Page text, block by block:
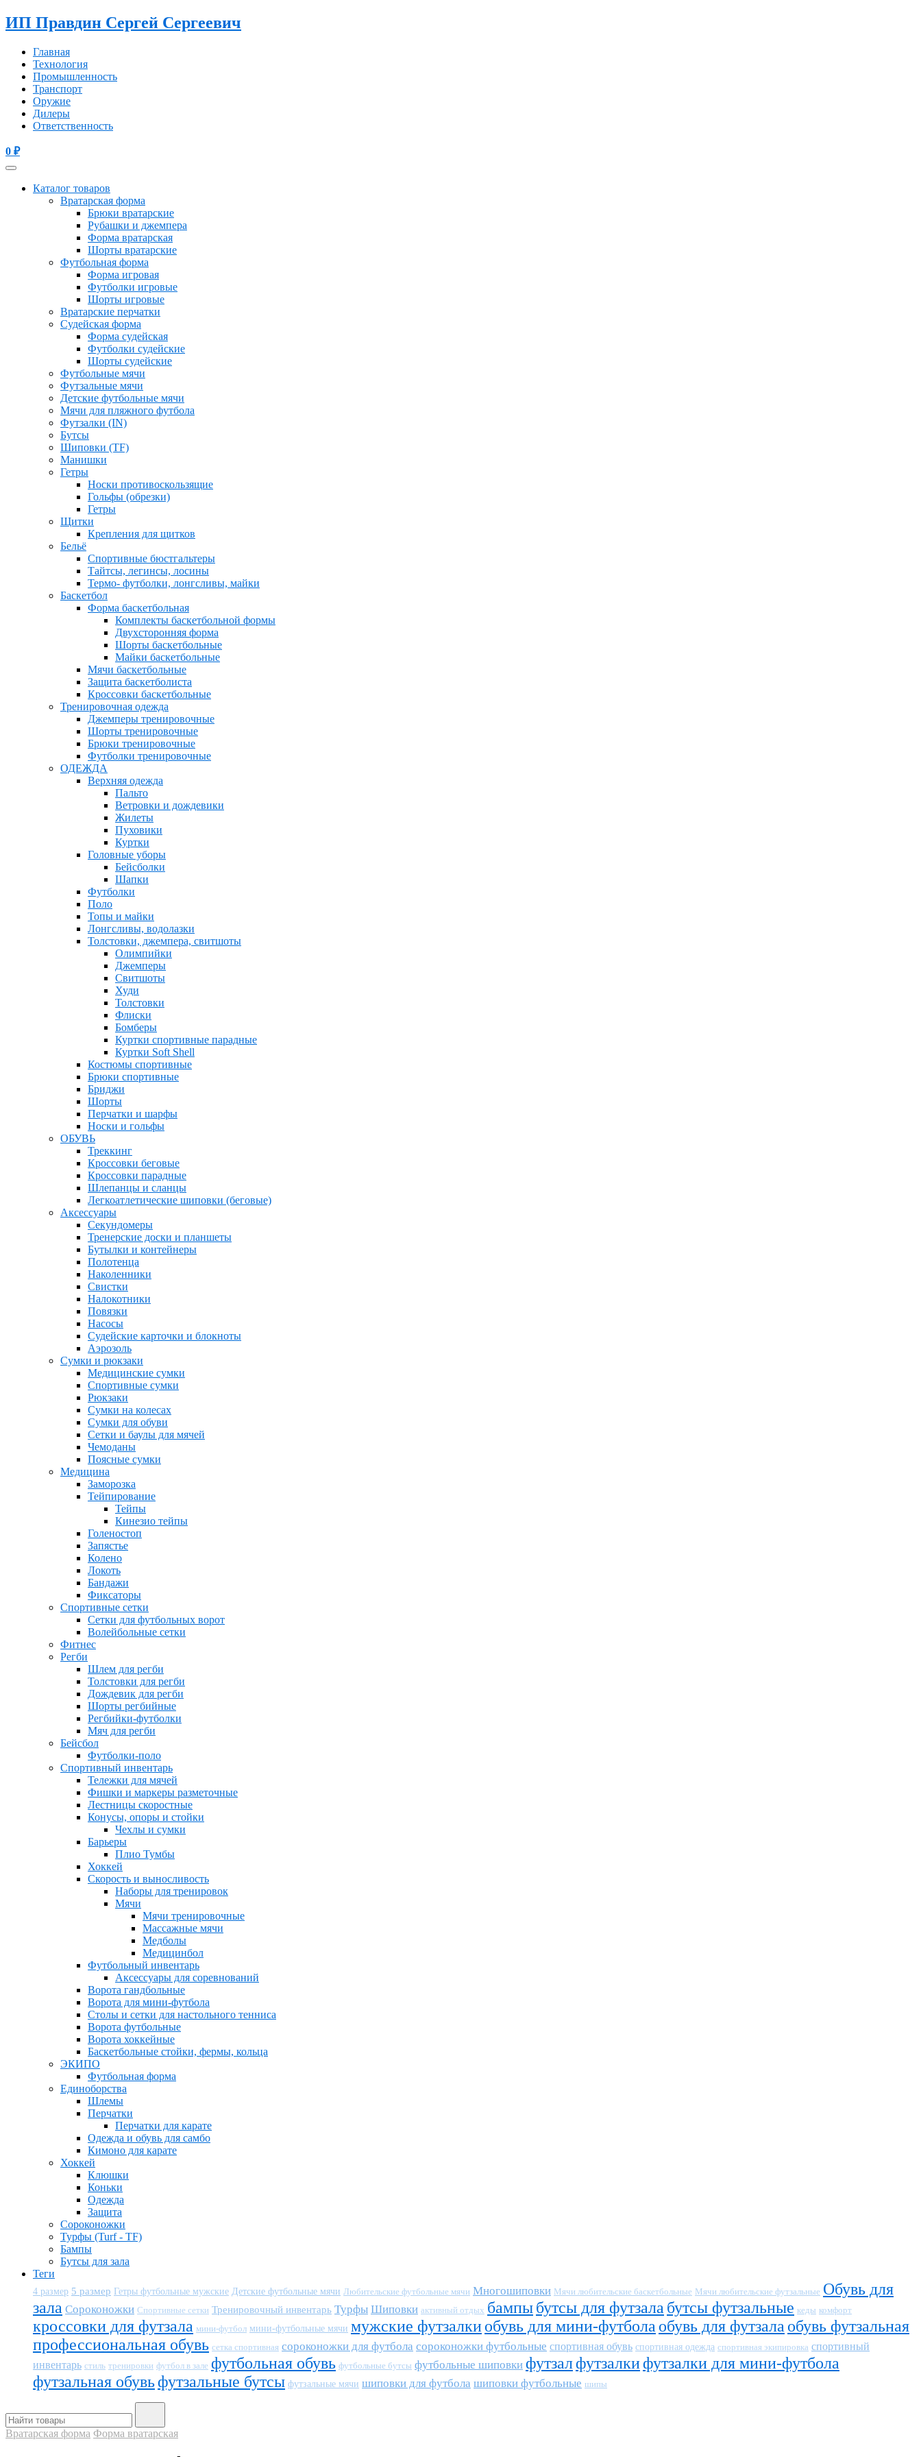
ИП Правдин Сергей Сергеевич
Главная
Технология
Промышленность
Транспорт
Оружие
Дилеры
Ответственность
0 ₽
Каталог товаров
Вратарская форма
Брюки вратарские
Рубашки и джемпера
Форма вратарская
Шорты вратарские
Футбольная форма
Форма игровая
Футболки игровые
Шорты игровые
Вратарские перчатки
Судейская форма
Форма судейская
Футболки судейские
Шорты судейские
Футбольные мячи
Футзальные мячи
Детские футбольные мячи
Мячи для пляжного футбола
Футзалки (IN)
Бутсы
Шиповки (TF)
Манишки
Гетры
Носки противоскользящие
Гольфы (обрезки)
Гетры
Щитки
Крепления для щитков
Бельё
Спортивные бюстгальтеры
Тайтсы, легинсы, лосины
Термо- футболки, лонгсливы, майки
Баскетбол
Форма баскетбольная
Комплекты баскетбольной формы
Двухсторонняя форма
Шорты баскетбольные
Майки баскетбольные
Мячи баскетбольные
Защита баскетболиста
Кроссовки баскетбольные
Тренировочная одежда
Джемперы тренировочные
Шорты тренировочные
Брюки тренировочные
Футболки тренировочные
ОДЕЖДА
Верхняя одежда
Пальто
Ветровки и дождевики
Жилеты
Пуховики
Куртки
Головные уборы
Бейсболки
Шапки
Футболки
Поло
Топы и майки
Лонгсливы, водолазки
Толстовки, джемпера, свитшоты
Олимпийки
Джемперы
Свитшоты
Худи
Толстовки
Флиски
Бомберы
Куртки спортивные парадные
Куртки Soft Shell
Костюмы спортивные
Брюки спортивные
Бриджи
Шорты
Перчатки и шарфы
Носки и гольфы
ОБУВЬ
Треккинг
Кроссовки беговые
Кроссовки парадные
Шлепанцы и сланцы
Легкоатлетические шиповки (беговые)
Аксессуары
Секундомеры
Тренерские доски и планшеты
Бутылки и контейнеры
Полотенца
Наколенники
Свистки
Налокотники
Повязки
Насосы
Судейские карточки и блокноты
Аэрозоль
Сумки и рюкзаки
Медицинские сумки
Спортивные сумки
Рюкзаки
Сумки на колесах
Сумки для обуви
Сетки и баулы для мячей
Чемоданы
Поясные сумки
Медицина
Заморозка
Тейпирование
Тейпы
Кинезио тейпы
Голеностоп
Запястье
Колено
Локоть
Бандажи
Фиксаторы
Спортивные сетки
Сетки для футбольных ворот
Волейбольные сетки
Фитнес
Регби
Шлем для регби
Толстовки для регби
Дождевик для регби
Шорты регбийные
Регбийки-футболки
Мяч для регби
Бейсбол
Футболки-поло
Спортивный инвентарь
Тележки для мячей
Фишки и маркеры разметочные
Лестницы скоростные
Конусы, опоры и стойки
Чехлы и сумки
Барьеры
Плио Тумбы
Хоккей
Скорость и выносливость
Наборы для тренировок
Мячи
Мячи тренировочные
Массажные мячи
Медболы
Медицинбол
Футбольный инвентарь
Аксессуары для соревнований
Ворота гандбольные
Ворота для мини-футбола
Столы и сетки для настольного тенниса
Ворота футбольные
Ворота хоккейные
Баскетбольные стойки, фермы, кольца
ЭКИПО
Футбольная форма
Единоборства
Шлемы
Перчатки
Перчатки для карате
Одежда и обувь для самбо
Кимоно для карате
Хоккей
Клюшки
Коньки
Одежда
Защита
Сороконожки
Турфы (Turf - TF)
Бампы
Бутсы для зала
Теги
4 размер 5 размер Гетры футбольные мужские Детские футбольные мячи Любительские футбольные мячи Многошиповки Мячи любительские баскетбольные Мячи любительские футзальные Обувь для
зала Сороконожки Спортивные сетки Тренировочный инвентарь Турфы Шиповки активный отдых бампыбутсы для футзала бутсы футзальные кеды комфорт
кроссовки для футзала мини-футбол мини-футбольные мячи мужские футзалкиобувь для мини-футбола обувь для футзала обувь футзальная
профессиональная обувь сетка спортивная сороконожки для футбола сороконожки футбольные спортивная обувь спортивная одежда спортивная экипировка спортивный
инвентарь стиль тренировки футбол в зале футбольная обувь футбольные бутсы футбольные шиповки футзалфутзалкифутзалки для мини-футбола
футзальная обувьфутзальные бутсы футзальные мячи шиповки для футбола шиповки футбольные шипы
Вратарская форма Форма вратарская